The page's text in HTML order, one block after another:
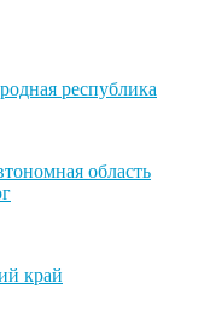
республика
область
край